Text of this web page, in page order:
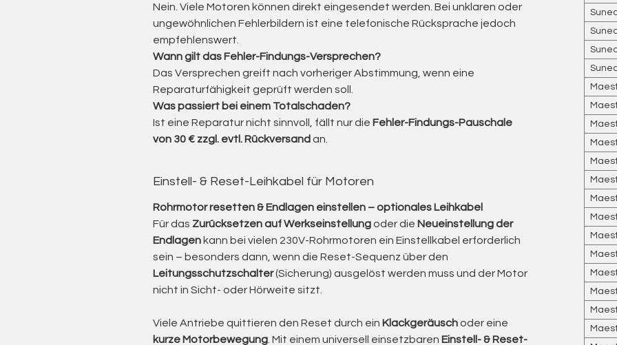
prossimo utilizzo sotto sole, vento e intemperie.
Vantaggi rispetto a un nuovo acquisto
Sostenibile: Riparazione ecologica invece di acquisto nuovo – la tecnologia
radio collaudata rimane in uso.
Conveniente:
Più economico rispetto a un nuovo motore, senza necessità di
(p. es. Somfy TaHoma o Connexoon) rimangono collegati, salvo ripristino alle
Affidabile:L’elettronica viene testata, ricalibrata e la portata radio verificata
se viene inviato un telecomando.
Compatibile: Supporta gli standard RTS e io di Somfy, ideale per sistemi misti e
retrofit.
Verificato:Ogni motore viene testato dopo la riparazione (fniecorsa,
funzionamento, eventuale portata).
Nein. Viele Motoren können direkt eingesendet werden. Bei unklaren oder
ungewöhnlichen Fehlerbildern ist eine telefonische Rücksprache jedoch
empfehlenswert.
Wann gilt das Fehler-Findungs-Versprechen?
Das Versprechen greift nach vorheriger Abstimmung, wenn eine
Reparaturfähigkeit geprüft werden soll.
Was passiert bei einem Totalschaden?
Ist eine Reparatur nicht sinnvoll, fällt nur die Fehler-Findungs-Pauschale
von 30 € zzgl. evtl. Rückversandan.
Einstell- & Reset-Leihkabel für Motoren
Rohrmotor resetten & Endlagen einstellen – optionales Leihkabel
Für das Zurücksetzen auf Werkseinstellungoder die Neueinstellung der
Endlagenkann bei vielen 230V-Rohrmotoren ein Einstellkabel erforderlich
sein – besonders dann, wenn die Reset-Sequenz über den
Leitungsschutzschalter(Sicherung) ausgelöst werden muss und der Motor
nicht in Sicht- oder Hörweite sitzt.
Viele Antriebe quittieren den Reset durch ein Klackgeräuschoder eine
kurze Motorbewegung . Mit einem universell einsetzbaren Einstell- & Reset-